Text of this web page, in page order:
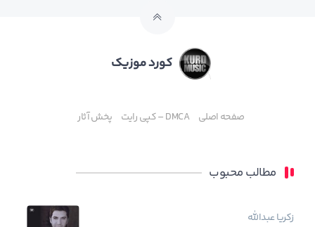
کورد موزیک
صفحه اصلی DMCA – کپی رایت پخش آثار
مطالب محبوب
زکریا عبدالله